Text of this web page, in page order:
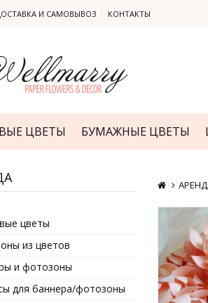
И САМОВЫВОЗ КОНТАКТЫ
ЦВЕТЫ БУМАЖНЫЕ ЦВЕТЫ
цветы
из цветов
и фотозоны
для баннера/фотозоны